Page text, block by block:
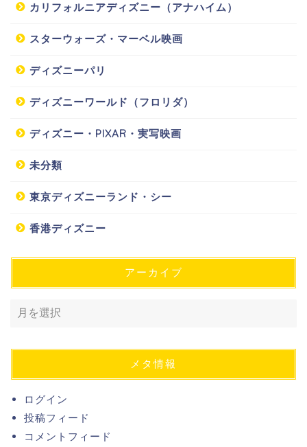
カリフォルニアディズニー（アナハイム）
スターウォーズ・マーベル映画
ディズニーパリ
ディズニーワールド（フロリダ）
ディズニー・PIXAR・実写映画
未分類
東京ディズニーランド・シー
香港ディズニー
アーカイブ
メタ情報
ログイン
投稿フィード
コメントフィード